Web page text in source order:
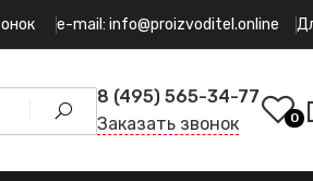
e-mail: info@proizvoditel.online
8 (495) 565-34-77
Заказать звонок
0